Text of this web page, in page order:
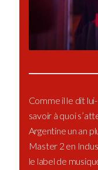
Comme il le dit
savoir à quoi
Argentine un an
Master 2 en
le label de